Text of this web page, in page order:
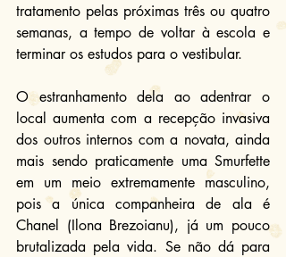
tratamento pelas próximas três ou quatro
semanas, a tempo de voltar à escola e
terminar os estudos para o vestibular.
O estranhamento dela ao adentrar o
local aumenta com a recepção invasiva
dos outros internos com a novata, ainda
mais sendo praticamente uma Smurfette
em um meio extremamente masculino,
pois a única companheira de ala é
Chanel (Ilona Brezoianu), já um pouco
brutalizada pela vida. Se não dá para